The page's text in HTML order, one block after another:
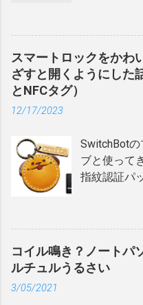
楽天市場
SwitchBotハ
そく家の外
付けるか
タイプの形
ットカード
8mmある。
そキーホル
グのポケッ
の財布だ
本末転倒な
イプになる
この時は
USBドング
きるので、
かし、新た
まう症状が
思ったので
はなく、
でしか接続
本体に付属
につながっ
れることは
イールが
か不満点が
すると慣れ
るのがむし
んなMX
掃除をする
Ergoの底面
外し、ボー
あります
ど、穴に突
ないといけ
も外すのは
スマートロックをかわ
ざすと開くようにした
とNFCタグ）
12/17/2023
SwitchBot
ブと使って
指紋認証パ
ロック 指
天市場
指紋、パス
錠方法があ
ず手ぶらで
コイル鳴き？ノートパ
ルチュルうるさい
3/05/2021